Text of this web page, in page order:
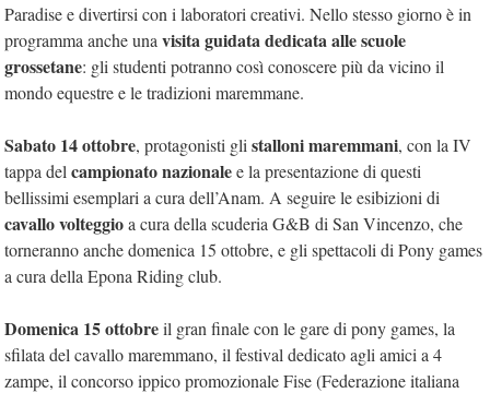
Paradise e divertirsi con i laboratori creativi. Nello stesso giorno è in
programma anche una visita guidata dedicata alle scuole
grossetane: gli studenti potranno così conoscere più da vicino il
mondo equestre e le tradizioni maremmane.
Sabato 14 ottobre, protagonisti gli stalloni maremmani, con la IV
tappa del campionato nazionalee la presentazione di questi
bellissimi esemplari a cura dell’Anam. A seguire le esibizioni di
cavallo volteggioa cura della scuderia G&B di San Vincenzo, che
torneranno anche domenica 15 ottobre, e gli spettacoli di Pony games
a cura della Epona Riding club.
Domenica 15 ottobreil gran finale con le gare di pony games, la
sfilata del cavallo maremmano, il festival dedicato agli amici a 4
zampe, il concorso ippico promozionale Fise (Federazione italiana